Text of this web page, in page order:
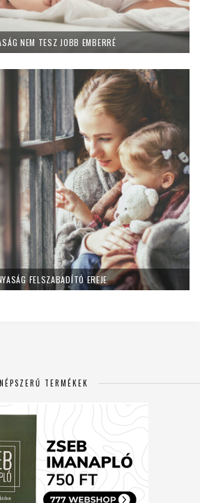
NEM TESZ JOBB EMBERRÉ
FELSZABADÍTÓ EREJE
NÉPSZERŰ TERMÉKEK